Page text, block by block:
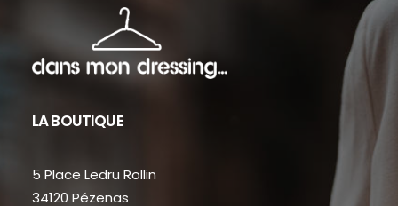
LA BOUTIQUE
5 Place Ledru Rollin
34120 Pézenas